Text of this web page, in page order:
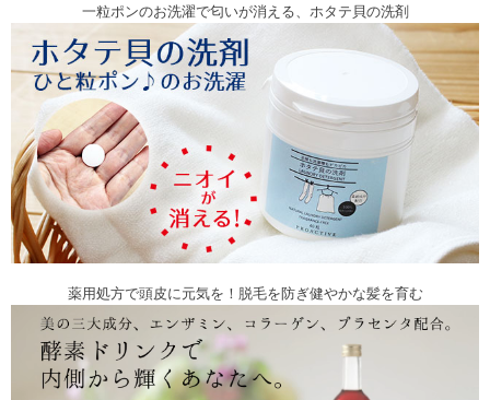
一粒ポンのお洗濯で匂いが消える、ホタテ貝の洗剤
薬用処方で頭皮に元気を！脱毛を防ぎ健やかな髪を育む